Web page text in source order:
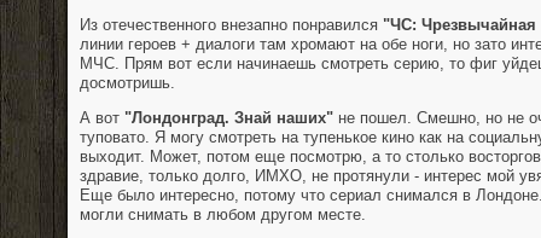
Из отечественного внезапно понравился "ЧС: Чрезвычайная
линии героев + диалоги там хромают на обе ноги, но зато
МЧС. Прям вот если начинаешь смотреть серию, то фиг
досмотришь.
А вот "Лондонград. Знай наших" не пошел. Смешно, но не
туповато. Я могу смотреть на тупенькое кино как на
выходит. Может, потом еще посмотрю, а то столько
здравие, только долго, ИМХО, не протянули - интерес мой
Еще было интересно, потому что сериал снимался в
могли снимать в любом другом месте.